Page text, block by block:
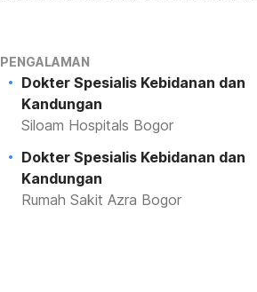
PENGALAMAN
Dokter Spesialis Kebidanan dan
Kandungan
Siloam Hospitals Bogor
Dokter Spesialis Kebidanan dan
Kandungan
Rumah Sakit Azra Bogor